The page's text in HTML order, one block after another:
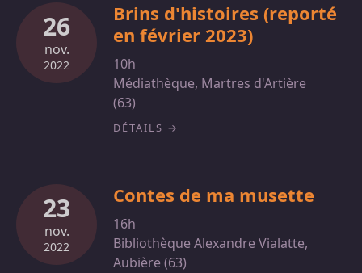
26
nov.
2022
Brins d'histoires (reporté
en février 2023)
10h
Médiathèque, Martres d'Artière
(63)
DÉTAILS
23
nov.
2022
Contes de ma musette
16h
Bibliothèque Alexandre Vialatte,
Aubière (63)